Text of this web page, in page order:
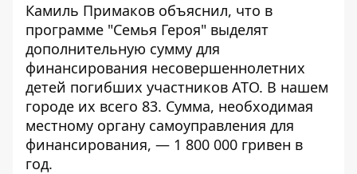
Камиль Примаков объяснил, что в
программе "Семья Героя" выделят
дополнительную сумму для
финансирования несовершеннолетних
детей погибших участников АТО. В нашем
городе их всего 83. Сумма, необходимая
местному органу самоуправления для
финансирования, — 1 800 000 гривен в
год.